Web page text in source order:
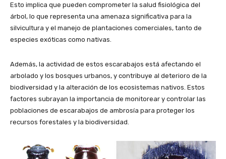
Esto implica que pueden comprometer la salud fisiológica del
árbol, lo que representa una amenaza significativa para la
silvicultura y el manejo de plantaciones comerciales, tanto de
especies exóticas como nativas.
Además, la actividad de estos escarabajos está afectando el
arbolado y los bosques urbanos, y contribuye al deterioro de la
biodiversidad y la alteración de los ecosistemas nativos. Estos
factores subrayan la importancia de monitorear y controlar las
poblaciones de escarabajos de ambrosía para proteger los
recursos forestales y la biodiversidad.